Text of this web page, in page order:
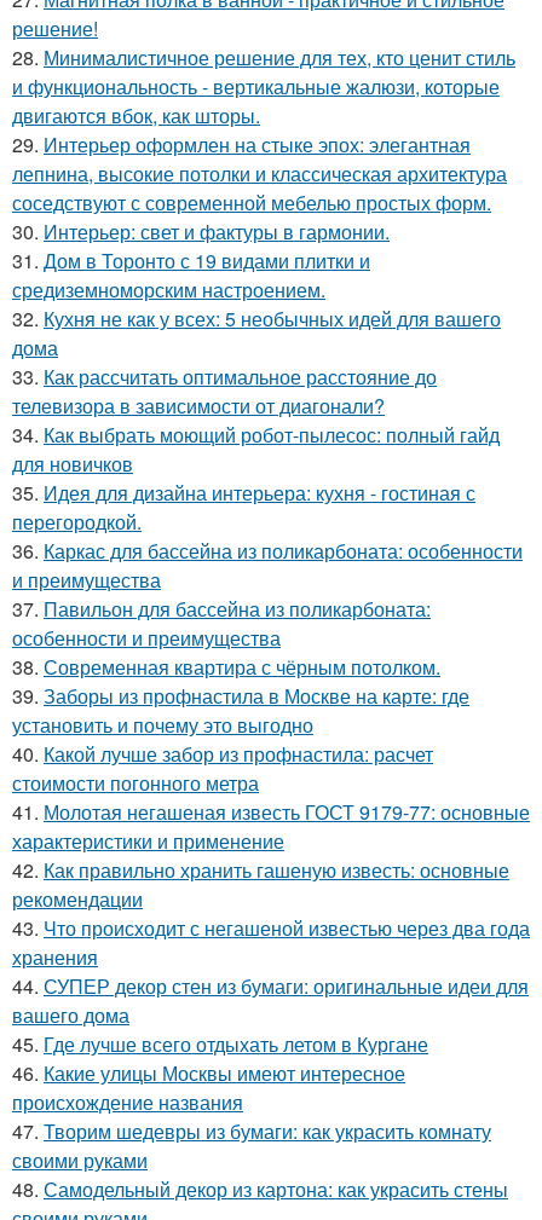
решение!
28. Минималистичное решение для тех, кто ценит стиль
и функциональность - вертикальные жалюзи, которые
двигаются вбок, как шторы.
29. Интерьер оформлен на стыке эпох: элегантная
лепнина, высокие потолки и классическая архитектура
соседствуют с современной мебелью простых форм.
30. Интерьер: свет и фактуры в гармонии.
31. Дом в Торонто с 19 видами плитки и
средиземноморским настроением.
32. Кухня не как у всех: 5 необычных идей для вашего
дома
33. Как рассчитать оптимальное расстояние до
телевизора в зависимости от диагонали?
34. Как выбрать моющий робот-пылесос: полный гайд
для новичков
35. Идея для дизайна интерьера: кухня - гостиная с
перегородкой.
36. Каркас для бассейна из поликарбоната: особенности
и преимущества
37. Павильон для бассейна из поликарбоната:
особенности и преимущества
38. Современная квартира с чёрным потолком.
39. Заборы из профнастила в Москве на карте: где
установить и почему это выгодно
40. Какой лучше забор из профнастила: расчет
стоимости погонного метра
41. Молотая негашеная известь ГОСТ 9179-77: основные
характеристики и применение
42. Как правильно хранить гашеную известь: основные
рекомендации
43. Что происходит с негашеной известью через два года
хранения
44. СУПЕР декор стен из бумаги: оригинальные идеи для
вашего дома
45. Где лучше всего отдыхать летом в Кургане
46. Какие улицы Москвы имеют интересное
происхождение названия
47. Творим шедевры из бумаги: как украсить комнату
своими руками
48. Самодельный декор из картона: как украсить стены